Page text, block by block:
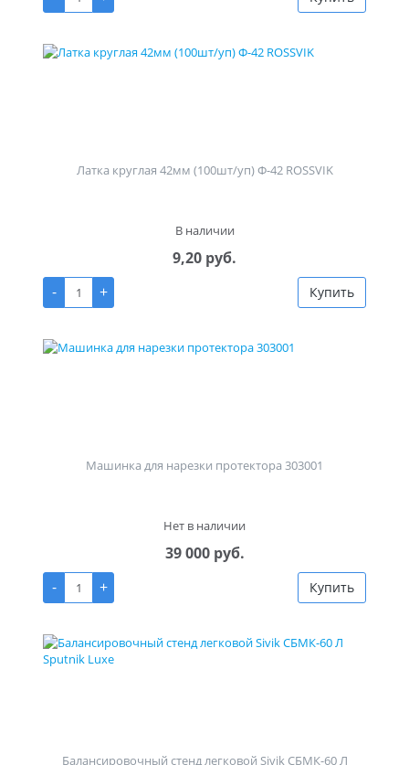
Латка круглая 42мм (100шт/уп) Ф-42 ROSSVIK
В наличии
9,20 руб.
-
+ Купить
Машинка для нарезки протектора 303001
Нет в наличии
39 000 руб.
-
+ Купить
Балансировочный стенд легковой Sivik СБМК-60 Л